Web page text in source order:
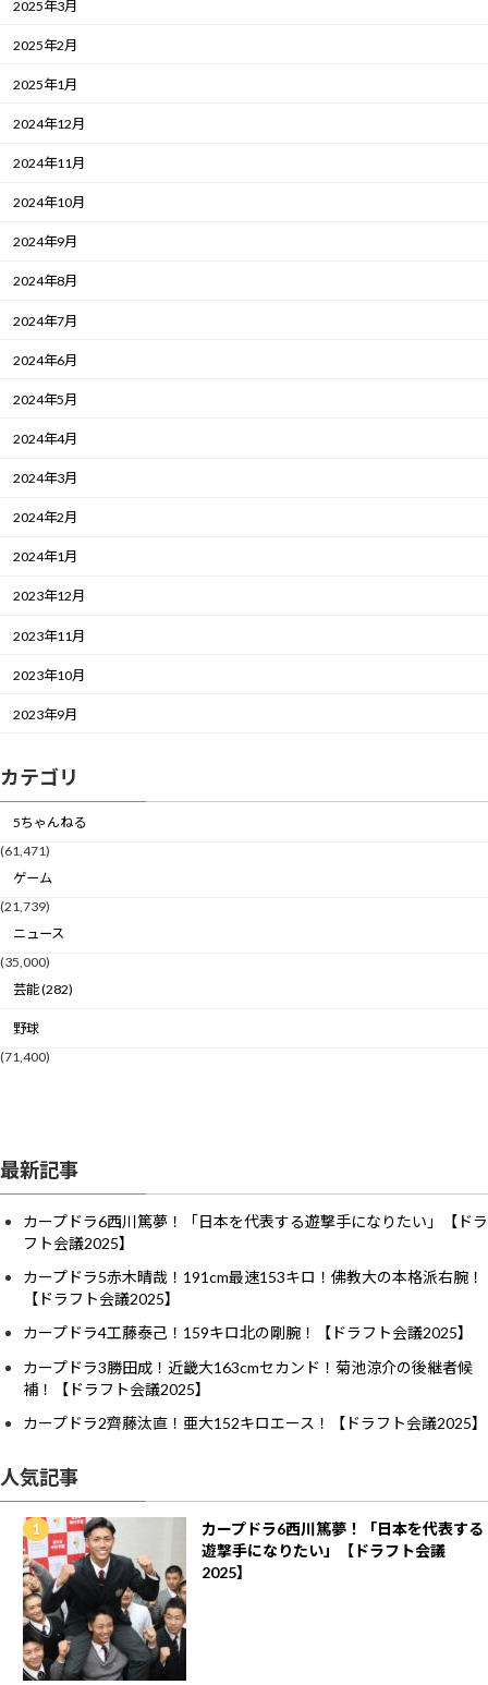
2025年3月
2025年2月
2025年1月
2024年12月
2024年11月
2024年10月
2024年9月
2024年8月
2024年7月
2024年6月
2024年5月
2024年4月
2024年3月
2024年2月
2024年1月
2023年12月
2023年11月
2023年10月
2023年9月
カテゴリ
5ちゃんねる
(61,471)
ゲーム
(21,739)
ニュース
(35,000)
芸能 (282)
野球
(71,400)
最新記事
カープドラ6西川篤夢！「日本を代表する遊撃手になりたい」【ドラ
フト会議2025】
カープドラ5赤木晴哉！191cm最速153キロ！佛教大の本格派右腕！
【ドラフト会議2025】
カープドラ4工藤泰己！159キロ北の剛腕！【ドラフト会議2025】
カープドラ3勝田成！近畿大163cmセカンド！菊池涼介の後継者候
補！【ドラフト会議2025】
カープドラ2齊藤汰直！亜大152キロエース！【ドラフト会議2025】
人気記事
カープドラ6西川篤夢！「日本を代表する
遊撃手になりたい」【ドラフト会議
2025】